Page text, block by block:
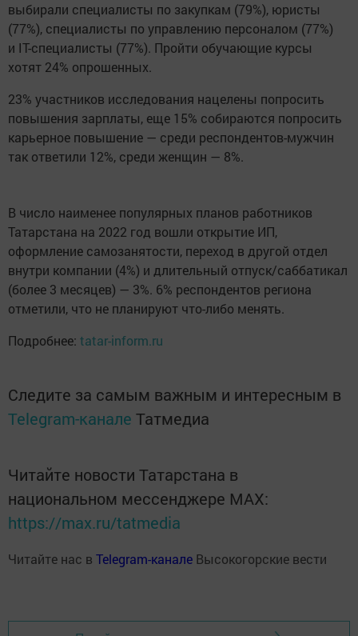
выбирали специалисты по закупкам (79%), юристы
(77%), специалисты по управлению персоналом (77%)
и IТ-специалисты (77%). Пройти обучающие курсы
хотят 24% опрошенных.
23% участников исследования нацелены попросить
повышения зарплаты, еще 15% собираются попросить
карьерное повышение — среди респондентов-мужчин
так ответили 12%, среди женщин — 8%.
В число наименее популярных планов работников
Татарстана на 2022 год вошли открытие ИП,
оформление самозанятости, переход в другой отдел
внутри компании (4%) и длительный отпуск/саббатикал
(более 3 месяцев) — 3%. 6% респондентов региона
отметили, что не планируют что-либо менять.
Подробнее: tatar-inform.ru
Следите за самым важным и интересным в
Telegram-канале Татмедиа
Читайте новости Татарстана в
национальном мессенджере MАХ:
https://max.ru/tatmedia
Читайте нас в Telegram-канале Высокогорские вести